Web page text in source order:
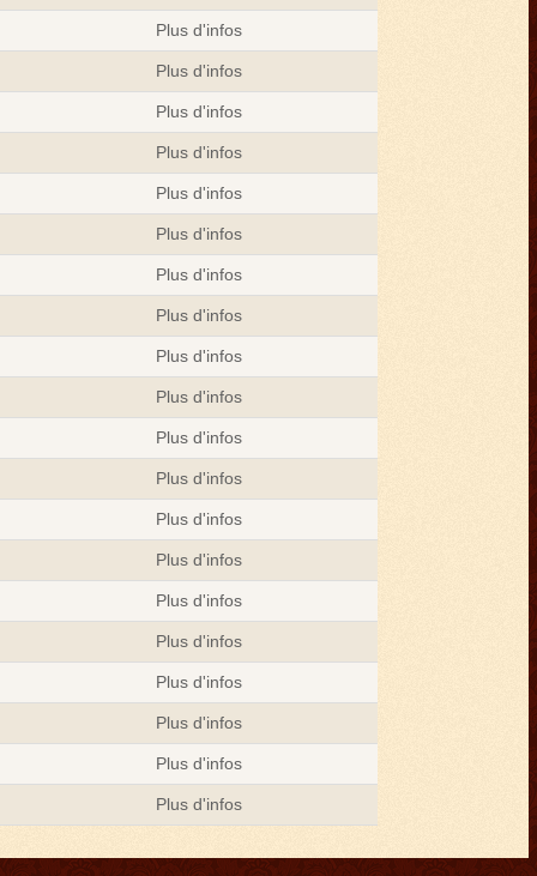
Plus d'infos
Plus d'infos
Plus d'infos
Plus d'infos
Plus d'infos
Plus d'infos
Plus d'infos
Plus d'infos
Plus d'infos
Plus d'infos
Plus d'infos
Plus d'infos
Plus d'infos
Plus d'infos
Plus d'infos
Plus d'infos
Plus d'infos
Plus d'infos
Plus d'infos
Plus d'infos